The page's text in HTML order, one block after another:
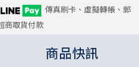
。
點枯燥無味（第一∼九章及第三
傳真刷卡、虛擬轉帳、郵
商取貨付款
商品快訊